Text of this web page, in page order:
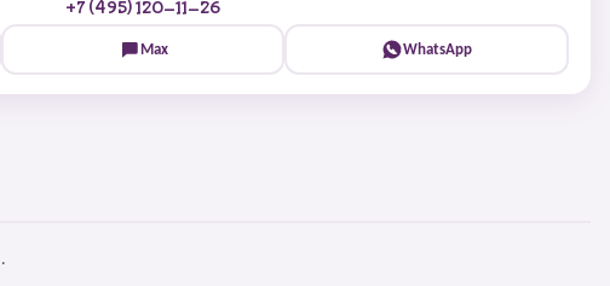
+7 (495) 120-11-26
Max WhatsApp